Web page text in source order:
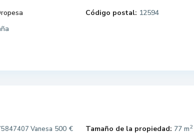
Código postal: 12594
Vanesa 500 € Tamaño de la propiedad: 77 m2